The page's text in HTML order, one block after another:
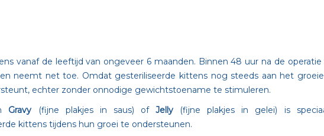
vanaf de leeftijd van ongeveer 6 maanden. Binnen 48 uur na de
neemt net toe. Omdat gesteriliseerde kittens nog steeds aan het
echter zonder onnodige gewichtstoename te stimuleren.
Gravy (fijne plakjes in saus) ofJelly (fijne plakjes in gelei) is
kittens tijdens hun groei te ondersteunen.